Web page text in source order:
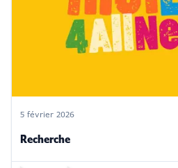
5 février 2026
Recherche